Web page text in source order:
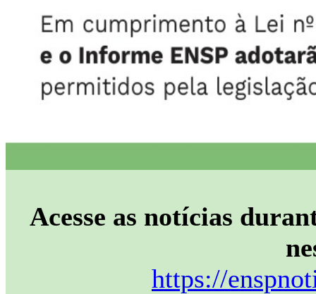
Acesse as notícias
https://